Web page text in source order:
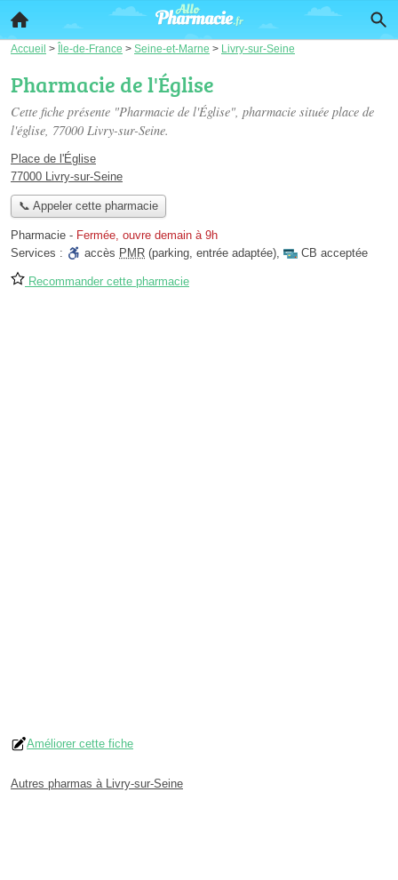
Accueil > Île-de-France > Seine-et-Marne > Livry-sur-Seine
Pharmacie de l'Église
Cette fiche présente "Pharmacie de l'Église", pharmacie située place de
l'église, 77000 Livry-sur-Seine.
Place de l'Église
77000 Livry-sur-Seine
📞 Appeler cette pharmacie
Pharmacie - Fermée, ouvre demain à 9h
Services :
accès PMR (parking, entrée adaptée), CB acceptée
Recommander cette pharmacie
Améliorer cette fiche
Autres pharmas à Livry-sur-Seine